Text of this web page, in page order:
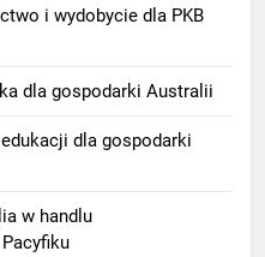
i wydobycie dla PKB
dla gospodarki Australii
dla gospodarki
w handlu